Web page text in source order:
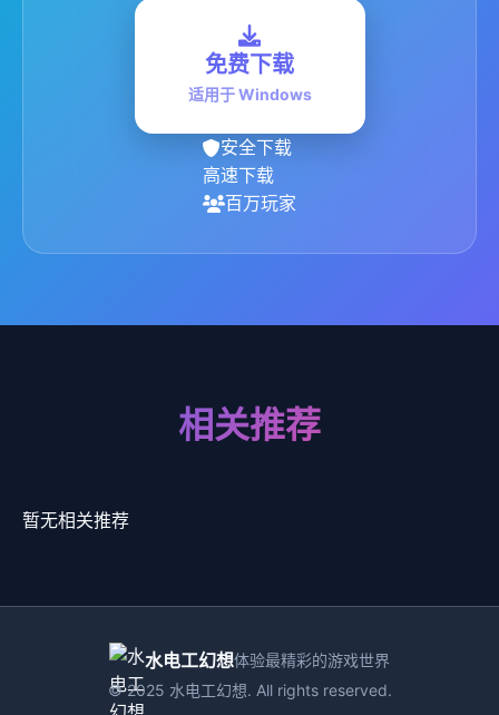
免费下载
适用于 Windows
安全下载
高速下载
百万玩家
相关推荐
暂无相关推荐
水电工幻想体验最精彩的游戏世界
© 2025 水电工幻想. All rights reserved.